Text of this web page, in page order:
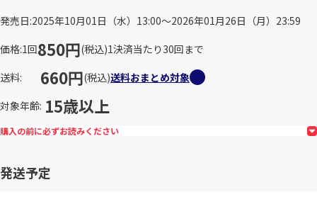
発売日 2025年10月01日（水）13:00～2026年01月26日（月）23:59
価格 1回850円(税込)1決済当たり30回まで
送料
660円(税込)送料おまとめ対象
対象年齢 15歳以上
購入の前に必ずお読みください
発送予定